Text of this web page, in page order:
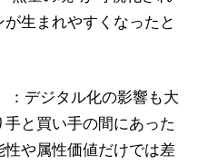
生まれやすくなったと
：デジタル化の影響も大
と買い手の間にあった
や属性価値だけでは差